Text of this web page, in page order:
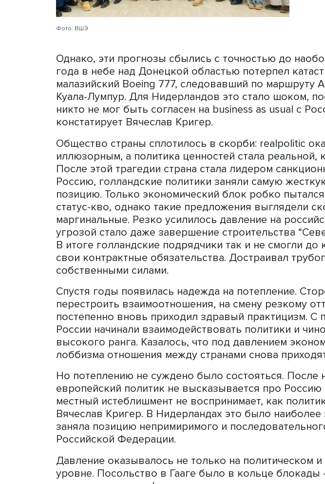
Для большинства европейских государств
отношений с РФ стал “украинский кризис” в
отреагировали на ситуацию с
эксперты тогда пророчили Гааге роль
Фото: ВШЭ
Однако, эти прогнозы сбылись с точностью
года в небе над Донецкой областью
малазийский Boeing 777, следовавший по
Куала-Лумпур. Для Нидерландов это стало
никто не мог быть согласен на business as
констатирует Вячеслав Кригер.
Общество страны сплотилось в скорби:
иллюзорным, а политика ценностей стала
После этой трагедии страна стала лидером
Россию, голландские политики заняли
позицию. Только экономический блок робко
статус-кво, однако такие предложения
маргинальные. Резко усилилось давление на
угрозой стало даже завершение
В итоге голландские подрядчики так и не